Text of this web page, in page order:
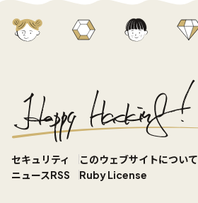
セキュリティ このウェブサイトについて
ニュースRSS
Ruby License